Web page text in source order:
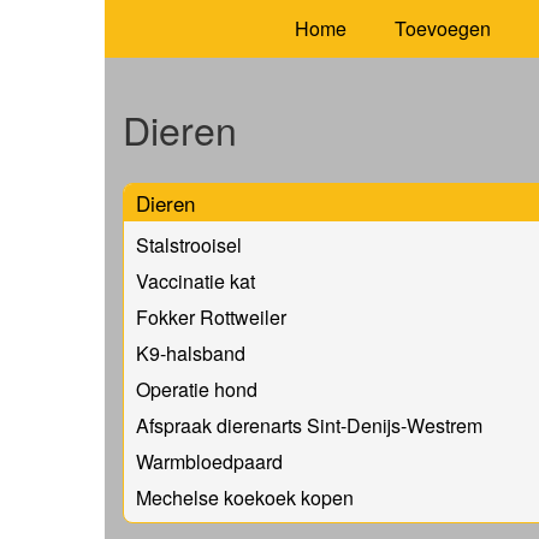
Home Toevoegen
Dieren
Dieren
Stalstrooisel
Vaccinatie kat
Fokker Rottweiler
K9-halsband
Operatie hond
Afspraak dierenarts Sint-Denijs-Westrem
Warmbloedpaard
Mechelse koekoek kopen